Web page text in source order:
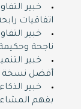
خبير
اتفاقيات
خبير
ناجحة
خبير
أفضل
خبير
بفهم